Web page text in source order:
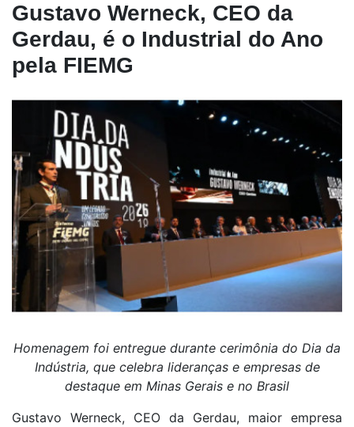
Gustavo Werneck, CEO da
Gerdau, é o Industrial do Ano
pela FIEMG
Homenagem foi entregue durante cerimônia do Dia da
Indústria, que celebra lideranças e empresas de
destaque em Minas Gerais e no Brasil
Gustavo Werneck, CEO da Gerdau, maior empresa